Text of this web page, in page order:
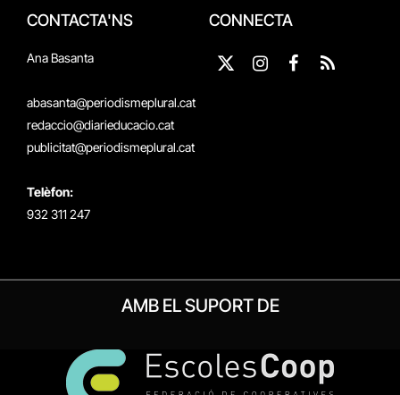
CONTACTA'NS
Ana Basanta
abasanta@periodismeplural.cat
redaccio@diarieducacio.cat
publicitat@periodismeplural.cat
Telèfon:
932 311 247
CONNECTA
X
Instagram
Facebook
RSS
AMB EL SUPORT DE